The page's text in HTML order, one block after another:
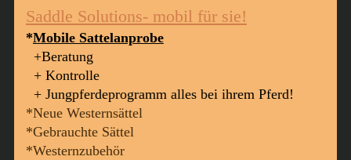
Saddle Solutions- mobil für sie!
*Mobile Sattelanprobe
+Beratung
+ Kontrolle
+ Jungpferdeprogramm alles bei ihrem Pferd!
*Neue Westernsättel
*Gebrauchte Sättel
*Westernzubehör